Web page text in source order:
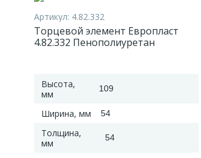
Артикул: 4.82.332
Торцевой элемент Европласт
4.82.332 Пенополиуретан
Высота,
мм
109
Ширина, мм 54
Толщина,
мм
54